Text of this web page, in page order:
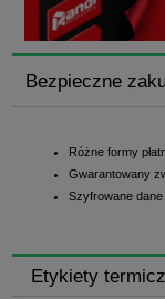
Bezpieczne
Różne formy
Gwarantowany
Szyfrowane
Etykiety